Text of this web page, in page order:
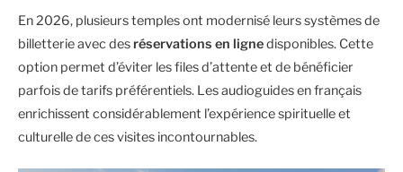
En 2026, plusieurs temples ont modernisé leurs systèmes de
billetterie avec des réservations en lignedisponibles. Cette
option permet d’éviter les files d’attente et de bénéficier
parfois de tarifs préférentiels. Les audioguides en français
enrichissent considérablement l’expérience spirituelle et
culturelle de ces visites incontournables.